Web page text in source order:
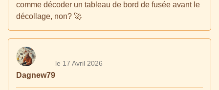
comme décoder un tableau de bord de fusée avant le
décollage, non? 🚀
Dagnew79
le 17 Avril 2026